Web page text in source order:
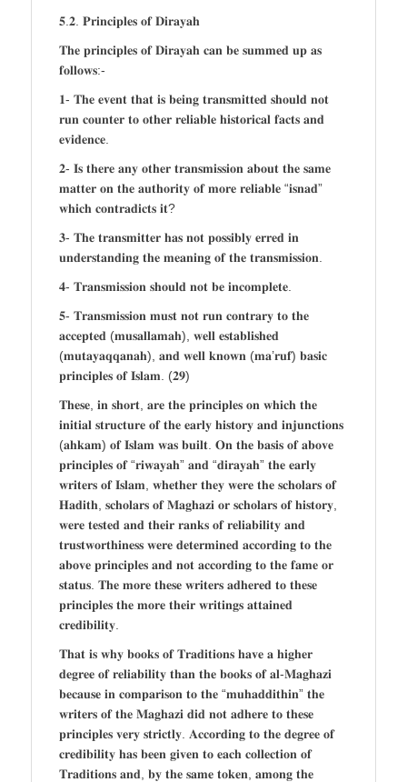
𝟓.𝟐. 𝐏𝐫𝐢𝐧𝐜𝐢𝐩𝐥𝐞𝐬 𝐨𝐟 𝐃𝐢𝐫𝐚𝐲𝐚𝐡
𝐓𝐡𝐞 𝐩𝐫𝐢𝐧𝐜𝐢𝐩𝐥𝐞𝐬 𝐨𝐟 𝐃𝐢𝐫𝐚𝐲𝐚𝐡 𝐜𝐚𝐧 𝐛𝐞 𝐬𝐮𝐦𝐦𝐞𝐝 𝐮𝐩 𝐚𝐬
𝐟𝐨𝐥𝐥𝐨𝐰𝐬:-
𝟏- 𝐓𝐡𝐞 𝐞𝐯𝐞𝐧𝐭 𝐭𝐡𝐚𝐭 𝐢𝐬 𝐛𝐞𝐢𝐧𝐠 𝐭𝐫𝐚𝐧𝐬𝐦𝐢𝐭𝐭𝐞𝐝 𝐬𝐡𝐨𝐮𝐥𝐝 𝐧𝐨𝐭
𝐫𝐮𝐧 𝐜𝐨𝐮𝐧𝐭𝐞𝐫 𝐭𝐨 𝐨𝐭𝐡𝐞𝐫 𝐫𝐞𝐥𝐢𝐚𝐛𝐥𝐞 𝐡𝐢𝐬𝐭𝐨𝐫𝐢𝐜𝐚𝐥 𝐟𝐚𝐜𝐭𝐬 𝐚𝐧𝐝
𝐞𝐯𝐢𝐝𝐞𝐧𝐜𝐞.
𝟐- 𝐈𝐬 𝐭𝐡𝐞𝐫𝐞 𝐚𝐧𝐲 𝐨𝐭𝐡𝐞𝐫 𝐭𝐫𝐚𝐧𝐬𝐦𝐢𝐬𝐬𝐢𝐨𝐧 𝐚𝐛𝐨𝐮𝐭 𝐭𝐡𝐞 𝐬𝐚𝐦𝐞
𝐦𝐚𝐭𝐭𝐞𝐫 𝐨𝐧 𝐭𝐡𝐞 𝐚𝐮𝐭𝐡𝐨𝐫𝐢𝐭𝐲 𝐨𝐟 𝐦𝐨𝐫𝐞 𝐫𝐞𝐥𝐢𝐚𝐛𝐥𝐞 “𝐢𝐬𝐧𝐚𝐝”
𝐰𝐡𝐢𝐜𝐡 𝐜𝐨𝐧𝐭𝐫𝐚𝐝𝐢𝐜𝐭𝐬 𝐢𝐭?
𝟑- 𝐓𝐡𝐞 𝐭𝐫𝐚𝐧𝐬𝐦𝐢𝐭𝐭𝐞𝐫 𝐡𝐚𝐬 𝐧𝐨𝐭 𝐩𝐨𝐬𝐬𝐢𝐛𝐥𝐲 𝐞𝐫𝐫𝐞𝐝 𝐢𝐧
𝐮𝐧𝐝𝐞𝐫𝐬𝐭𝐚𝐧𝐝𝐢𝐧𝐠 𝐭𝐡𝐞 𝐦𝐞𝐚𝐧𝐢𝐧𝐠 𝐨𝐟 𝐭𝐡𝐞 𝐭𝐫𝐚𝐧𝐬𝐦𝐢𝐬𝐬𝐢𝐨𝐧.
𝟒- 𝐓𝐫𝐚𝐧𝐬𝐦𝐢𝐬𝐬𝐢𝐨𝐧 𝐬𝐡𝐨𝐮𝐥𝐝 𝐧𝐨𝐭 𝐛𝐞 𝐢𝐧𝐜𝐨𝐦𝐩𝐥𝐞𝐭𝐞.
𝟓- 𝐓𝐫𝐚𝐧𝐬𝐦𝐢𝐬𝐬𝐢𝐨𝐧 𝐦𝐮𝐬𝐭 𝐧𝐨𝐭 𝐫𝐮𝐧 𝐜𝐨𝐧𝐭𝐫𝐚𝐫𝐲 𝐭𝐨 𝐭𝐡𝐞
𝐚𝐜𝐜𝐞𝐩𝐭𝐞𝐝 (𝐦𝐮𝐬𝐚𝐥𝐥𝐚𝐦𝐚𝐡), 𝐰𝐞𝐥𝐥 𝐞𝐬𝐭𝐚𝐛𝐥𝐢𝐬𝐡𝐞𝐝
(𝐦𝐮𝐭𝐚𝐲𝐚𝐪𝐪𝐚𝐧𝐚𝐡), 𝐚𝐧𝐝 𝐰𝐞𝐥𝐥 𝐤𝐧𝐨𝐰𝐧 (𝐦𝐚’𝐫𝐮𝐟) 𝐛𝐚𝐬𝐢𝐜
𝐩𝐫𝐢𝐧𝐜𝐢𝐩𝐥𝐞𝐬 𝐨𝐟 𝐈𝐬𝐥𝐚𝐦. (𝟐𝟗)
𝐓𝐡𝐞𝐬𝐞, 𝐢𝐧 𝐬𝐡𝐨𝐫𝐭, 𝐚𝐫𝐞 𝐭𝐡𝐞 𝐩𝐫𝐢𝐧𝐜𝐢𝐩𝐥𝐞𝐬 𝐨𝐧 𝐰𝐡𝐢𝐜𝐡 𝐭𝐡𝐞
𝐢𝐧𝐢𝐭𝐢𝐚𝐥 𝐬𝐭𝐫𝐮𝐜𝐭𝐮𝐫𝐞 𝐨𝐟 𝐭𝐡𝐞 𝐞𝐚𝐫𝐥𝐲 𝐡𝐢𝐬𝐭𝐨𝐫𝐲 𝐚𝐧𝐝 𝐢𝐧𝐣𝐮𝐧𝐜𝐭𝐢𝐨𝐧𝐬
(𝐚𝐡𝐤𝐚𝐦) 𝐨𝐟 𝐈𝐬𝐥𝐚𝐦 𝐰𝐚𝐬 𝐛𝐮𝐢𝐥𝐭. 𝐎𝐧 𝐭𝐡𝐞 𝐛𝐚𝐬𝐢𝐬 𝐨𝐟 𝐚𝐛𝐨𝐯𝐞
𝐩𝐫𝐢𝐧𝐜𝐢𝐩𝐥𝐞𝐬 𝐨𝐟 “𝐫𝐢𝐰𝐚𝐲𝐚𝐡” 𝐚𝐧𝐝 “𝐝𝐢𝐫𝐚𝐲𝐚𝐡” 𝐭𝐡𝐞 𝐞𝐚𝐫𝐥𝐲
𝐰𝐫𝐢𝐭𝐞𝐫𝐬 𝐨𝐟 𝐈𝐬𝐥𝐚𝐦, 𝐰𝐡𝐞𝐭𝐡𝐞𝐫 𝐭𝐡𝐞𝐲 𝐰𝐞𝐫𝐞 𝐭𝐡𝐞 𝐬𝐜𝐡𝐨𝐥𝐚𝐫𝐬 𝐨𝐟
𝐇𝐚𝐝𝐢𝐭𝐡, 𝐬𝐜𝐡𝐨𝐥𝐚𝐫𝐬 𝐨𝐟 𝐌𝐚𝐠𝐡𝐚𝐳𝐢 𝐨𝐫 𝐬𝐜𝐡𝐨𝐥𝐚𝐫𝐬 𝐨𝐟 𝐡𝐢𝐬𝐭𝐨𝐫𝐲,
𝐰𝐞𝐫𝐞 𝐭𝐞𝐬𝐭𝐞𝐝 𝐚𝐧𝐝 𝐭𝐡𝐞𝐢𝐫 𝐫𝐚𝐧𝐤𝐬 𝐨𝐟 𝐫𝐞𝐥𝐢𝐚𝐛𝐢𝐥𝐢𝐭𝐲 𝐚𝐧𝐝
𝐭𝐫𝐮𝐬𝐭𝐰𝐨𝐫𝐭𝐡𝐢𝐧𝐞𝐬𝐬 𝐰𝐞𝐫𝐞 𝐝𝐞𝐭𝐞𝐫𝐦𝐢𝐧𝐞𝐝 𝐚𝐜𝐜𝐨𝐫𝐝𝐢𝐧𝐠 𝐭𝐨 𝐭𝐡𝐞
𝐚𝐛𝐨𝐯𝐞 𝐩𝐫𝐢𝐧𝐜𝐢𝐩𝐥𝐞𝐬 𝐚𝐧𝐝 𝐧𝐨𝐭 𝐚𝐜𝐜𝐨𝐫𝐝𝐢𝐧𝐠 𝐭𝐨 𝐭𝐡𝐞 𝐟𝐚𝐦𝐞 𝐨𝐫
𝐬𝐭𝐚𝐭𝐮𝐬. 𝐓𝐡𝐞 𝐦𝐨𝐫𝐞 𝐭𝐡𝐞𝐬𝐞 𝐰𝐫𝐢𝐭𝐞𝐫𝐬 𝐚𝐝𝐡𝐞𝐫𝐞𝐝 𝐭𝐨 𝐭𝐡𝐞𝐬𝐞
𝐩𝐫𝐢𝐧𝐜𝐢𝐩𝐥𝐞𝐬 𝐭𝐡𝐞 𝐦𝐨𝐫𝐞 𝐭𝐡𝐞𝐢𝐫 𝐰𝐫𝐢𝐭𝐢𝐧𝐠𝐬 𝐚𝐭𝐭𝐚𝐢𝐧𝐞𝐝
𝐜𝐫𝐞𝐝𝐢𝐛𝐢𝐥𝐢𝐭𝐲.
𝐓𝐡𝐚𝐭 𝐢𝐬 𝐰𝐡𝐲 𝐛𝐨𝐨𝐤𝐬 𝐨𝐟 𝐓𝐫𝐚𝐝𝐢𝐭𝐢𝐨𝐧𝐬 𝐡𝐚𝐯𝐞 𝐚 𝐡𝐢𝐠𝐡𝐞𝐫
𝐝𝐞𝐠𝐫𝐞𝐞 𝐨𝐟 𝐫𝐞𝐥𝐢𝐚𝐛𝐢𝐥𝐢𝐭𝐲 𝐭𝐡𝐚𝐧 𝐭𝐡𝐞 𝐛𝐨𝐨𝐤𝐬 𝐨𝐟 𝐚𝐥-𝐌𝐚𝐠𝐡𝐚𝐳𝐢
𝐛𝐞𝐜𝐚𝐮𝐬𝐞 𝐢𝐧 𝐜𝐨𝐦𝐩𝐚𝐫𝐢𝐬𝐨𝐧 𝐭𝐨 𝐭𝐡𝐞 “𝐦𝐮𝐡𝐚𝐝𝐝𝐢𝐭𝐡𝐢𝐧” 𝐭𝐡𝐞
𝐰𝐫𝐢𝐭𝐞𝐫𝐬 𝐨𝐟 𝐭𝐡𝐞 𝐌𝐚𝐠𝐡𝐚𝐳𝐢 𝐝𝐢𝐝 𝐧𝐨𝐭 𝐚𝐝𝐡𝐞𝐫𝐞 𝐭𝐨 𝐭𝐡𝐞𝐬𝐞
𝐩𝐫𝐢𝐧𝐜𝐢𝐩𝐥𝐞𝐬 𝐯𝐞𝐫𝐲 𝐬𝐭𝐫𝐢𝐜𝐭𝐥𝐲. 𝐀𝐜𝐜𝐨𝐫𝐝𝐢𝐧𝐠 𝐭𝐨 𝐭𝐡𝐞 𝐝𝐞𝐠𝐫𝐞𝐞 𝐨𝐟
𝐜𝐫𝐞𝐝𝐢𝐛𝐢𝐥𝐢𝐭𝐲 𝐡𝐚𝐬 𝐛𝐞𝐞𝐧 𝐠𝐢𝐯𝐞𝐧 𝐭𝐨 𝐞𝐚𝐜𝐡 𝐜𝐨𝐥𝐥𝐞𝐜𝐭𝐢𝐨𝐧 𝐨𝐟
𝐓𝐫𝐚𝐝𝐢𝐭𝐢𝐨𝐧𝐬 𝐚𝐧𝐝, 𝐛𝐲 𝐭𝐡𝐞 𝐬𝐚𝐦𝐞 𝐭𝐨𝐤𝐞𝐧, 𝐚𝐦𝐨𝐧𝐠 𝐭𝐡𝐞